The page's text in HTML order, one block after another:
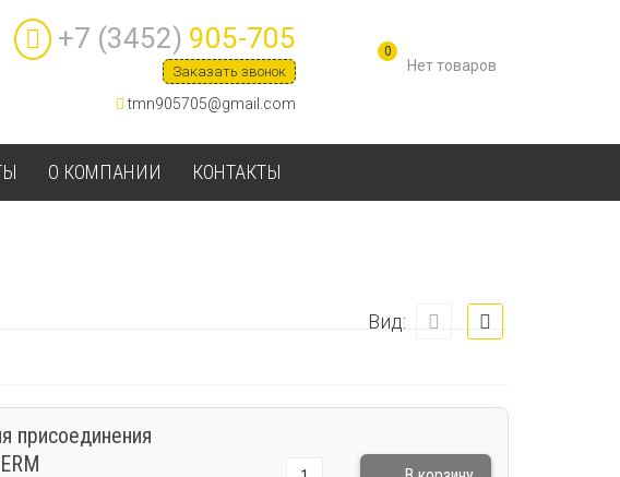
+7 (3452) 905-705
Заказать звонок
tmn905705@gmail.com
0
О КОМПАНИИ КОНТАКТЫ
Вид:
присоединения